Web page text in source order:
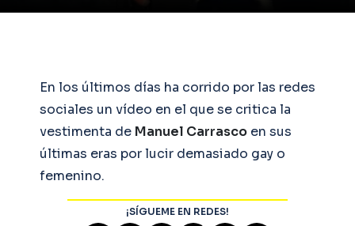
En los últimos días ha corrido por las redes
sociales un vídeo en el que se critica la
vestimenta de Manuel Carrasco en sus
últimas eras por lucir demasiado gay o
femenino.
¡SÍGUEME EN REDES!